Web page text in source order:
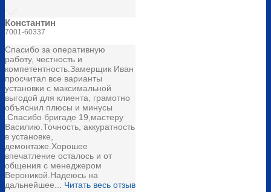
Константин
7001-60337
Спасибо за оперативную
работу, честность и
компетентность.Замерщик Иван
просчитал все варианты
установки с максимальной
выгодой для клиента, грамотно
объяснил плюсы и минусы
.Спасибо бригаде 19,мастеру
Василию.Точность, аккуратность
в установке,
демонтаже.Хорошее
впечатление осталось и от
общения с менеджером
Вероникой.Надеюсь на
дальнейшее... Читать весь отзыв